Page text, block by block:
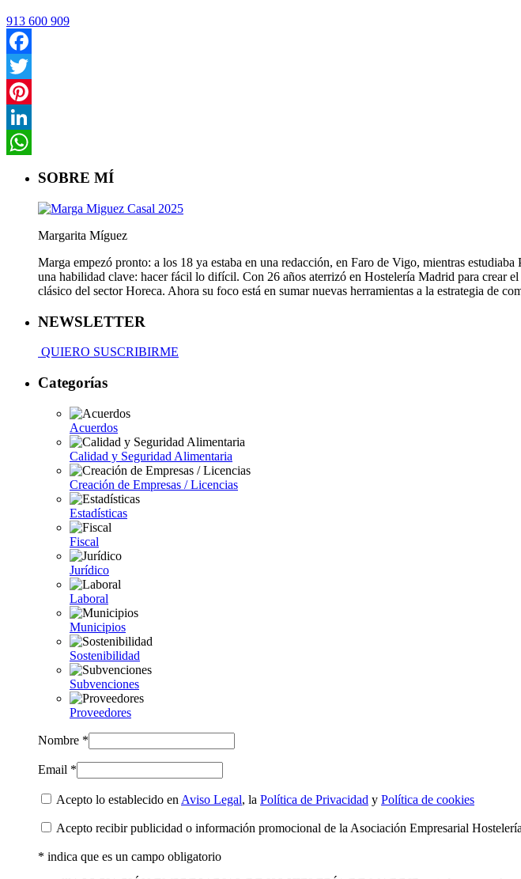
913 600 909
Facebook
Twitter
Pinterest
LinkedIn
SOBRE MÍ
Margarita Míguez
Marga empezó pronto: a los 18 ya estaba en una redacción, en Faro de Vigo, mientras
una habilidad clave: hacer fácil lo difícil. Con 26 años aterrizó en Hostelería Madrid para crear
clásico del sector Horeca. Ahora su foco está en sumar nuevas herramientas a la estrategia
NEWSLETTER
QUIERO SUSCRIBIRME
Categorías
Acuerdos
Calidad y Seguridad Alimentaria
Creación de Empresas / Licencias
Estadísticas
Fiscal
Jurídico
Laboral
Municipios
Sostenibilidad
Subvenciones
Proveedores
Nombre *
Email *
Acepto lo establecido en Aviso Legal, la Política de Privacidad y Política de cookies
Acepto recibir publicidad o información promocional de la Asociación Empresarial
* indica que es un campo obligatorio